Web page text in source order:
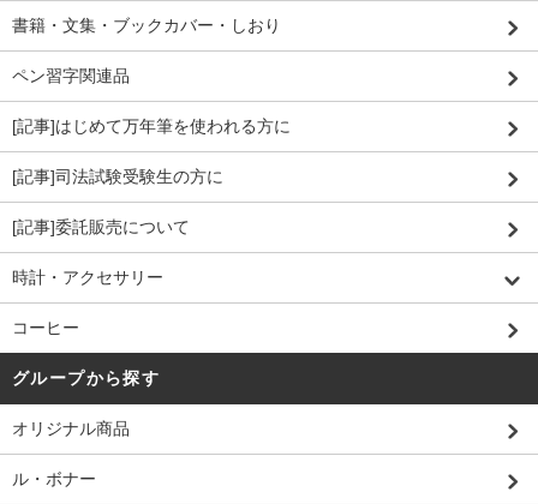
書籍・文集・ブックカバー・しおり
ペン習字関連品
[記事]はじめて万年筆を使われる方に
[記事]司法試験受験生の方に
[記事]委託販売について
時計・アクセサリー
コーヒー
グループから探す
オリジナル商品
ル・ボナー